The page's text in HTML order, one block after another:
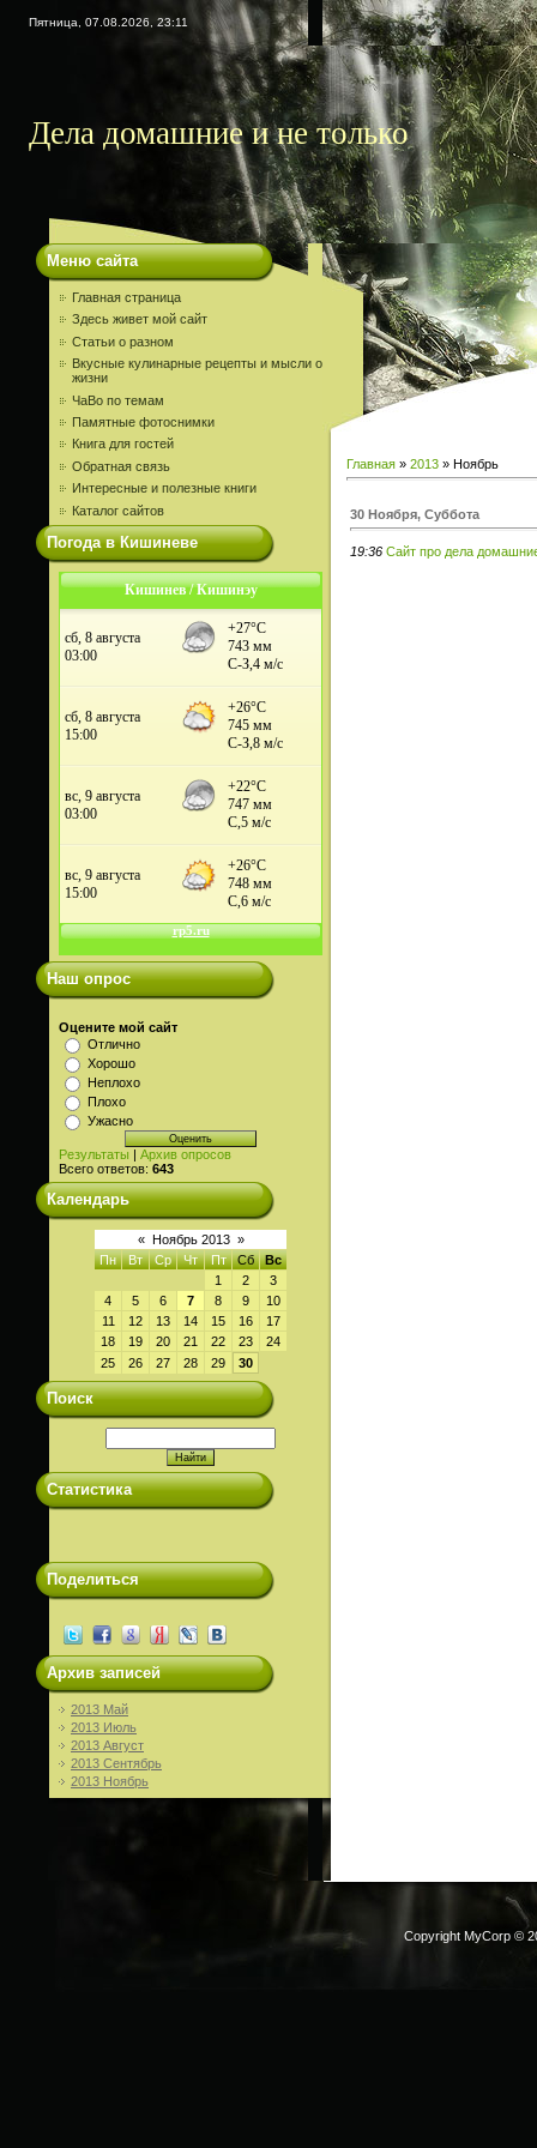
Пятница, 07.08.2026, 23:11
Дела домашние и не только
Меню сайта
Главная страница
Здесь живет мой сайт
Статьи о разном
Вкусные кулинарные рецепты и мысли о
жизни
ЧаВо по темам
Памятные фотоснимки
Книга для гостей
Обратная связь
Интересные и полезные книги
Каталог сайтов
Погода в Кишиневе
Кишинев / Кишинэу
Наш опрос
Оцените мой сайт
Отлично
Хорошо
Неплохо
Плохо
Ужасно
Результаты | Архив опросов
Всего ответов: 643
Календарь
« Ноябрь 2013 »
Пн
Вт Ср Чт Пт Сб
Вс
1
2
3
4
5 6 7 8 9
10
11
12 13 14 15 16
17
18
19 20 21 22 23
24
25
26 27 28 29 30
Поиск
Статистика
Поделиться
Архив записей
2013 Май
2013 Июль
2013 Август
2013 Сентябрь
2013 Ноябрь
Главная » 2013 » Ноябрь
30 Ноября, Суббота
19:36 Сайт про дела
Copyright MyCorp ©